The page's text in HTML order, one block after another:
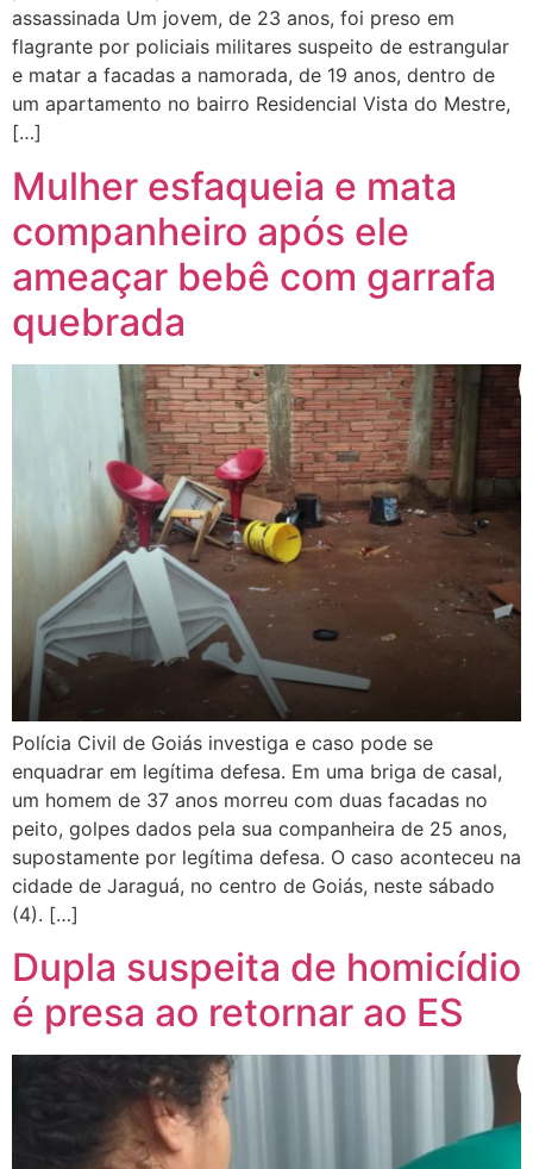
assassinada Um jovem, de 23 anos, foi preso em
flagrante por policiais militares suspeito de estrangular
e matar a facadas a namorada, de 19 anos, dentro de
um apartamento no bairro Residencial Vista do Mestre,
[…]
Mulher esfaqueia e mata
companheiro após ele
ameaçar bebê com garrafa
quebrada
Polícia Civil de Goiás investiga e caso pode se
enquadrar em legítima defesa. Em uma briga de casal,
um homem de 37 anos morreu com duas facadas no
peito, golpes dados pela sua companheira de 25 anos,
supostamente por legítima defesa. O caso aconteceu na
cidade de Jaraguá, no centro de Goiás, neste sábado
(4). […]
Dupla suspeita de homicídio
é presa ao retornar ao ES